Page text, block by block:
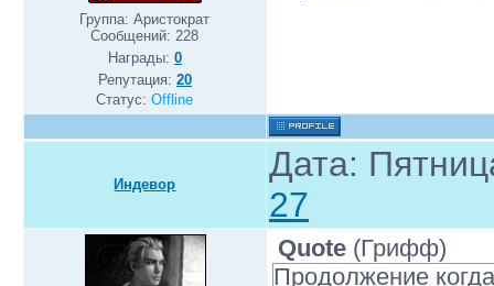
Группа: Аристократ
Сообщений:228
Награды: 0
Репутация: 20
Статус:Offline
Индевор
Дата:
27
Quote (Грифф)
Продолжение